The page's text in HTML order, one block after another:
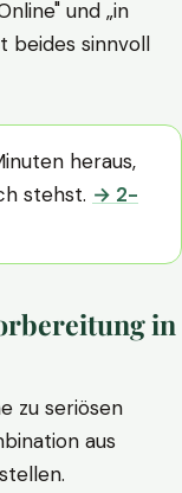
und „in
beides sinnvoll
heraus,
stehst. → 2-
in
zu seriösen
aus